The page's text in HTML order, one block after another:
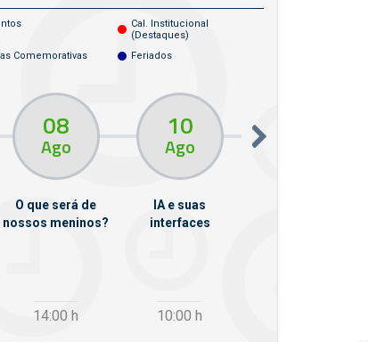
Cal. Institucional
(destaques)
Comemorativas
Feriados
08
Ago
O que será de
nossos meninos?
14:00 h
10
Ago
IA e suas
interfaces
10:00 h